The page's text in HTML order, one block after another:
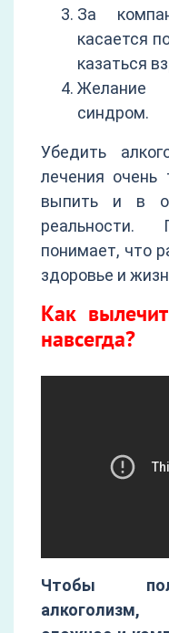
За
касается
казаться
синдром.
Убедить
лечения очень
выпить и в
понимает, что
здоровье и
Как
навсегда?
Чтобы